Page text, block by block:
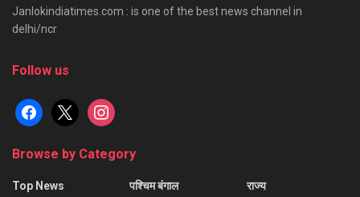
Janlokindiatimes.com : is one of the best news channel in
delhi/ncr
Follow us
facebook
x instagram
Browse by Category
Top News
पश्चिम बंगाल
राज्य